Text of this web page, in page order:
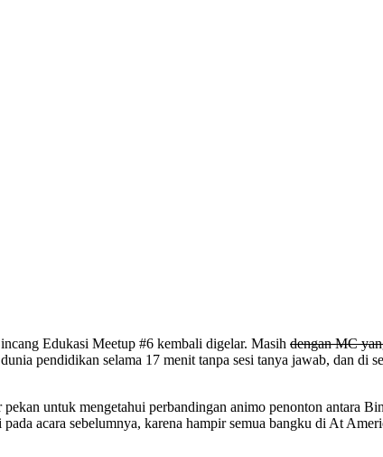
Edukasi Meetup #6 kembali digelar. Masih dengan MC
pendidikan selama 17 menit tanpa sesi tanya jawab, dan di
untuk mengetahui perbandingan animo penonton antara
acara sebelumnya, karena hampir semua bangku di At